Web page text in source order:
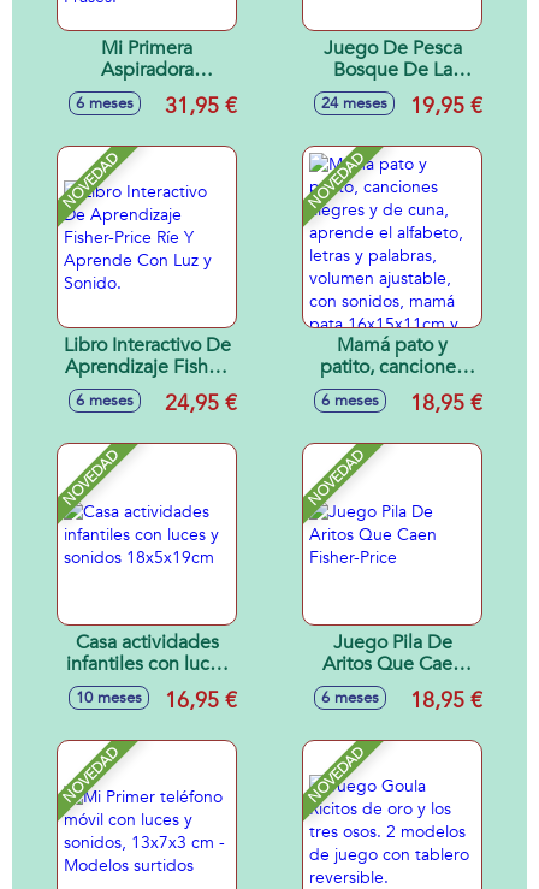
Mi Primera
Aspiradora
Multilenguaje
Fisher-Price Con 45
y Frases.
6 meses 31,95 €
Juego De Pesca
Bosque De La
Amistad Fisher-
Price 17x14x18 cm
24 meses 19,95 €
NOVEDAD
Libro Interactivo De
Aprendizaje Fisher-
Price Ríe Y
Aprende Con Luz y
6 meses 24,95 €
NOVEDAD
Mamá pato y
patito, canciones
alegres y de cuna,
aprende el
palabras, volumen
ajustable, con
sonidos, mamá
pata 16x15x11cm y
patito 6x6x4cm
6 meses 18,95 €
NOVEDAD
Casa actividades
infantiles con luces
y sonidos
18x5x19cm
10 meses 16,95 €
NOVEDAD
Juego Pila De
Aritos Que Caen
Fisher-Price
6 meses 18,95 €
NOVEDAD NOVEDAD